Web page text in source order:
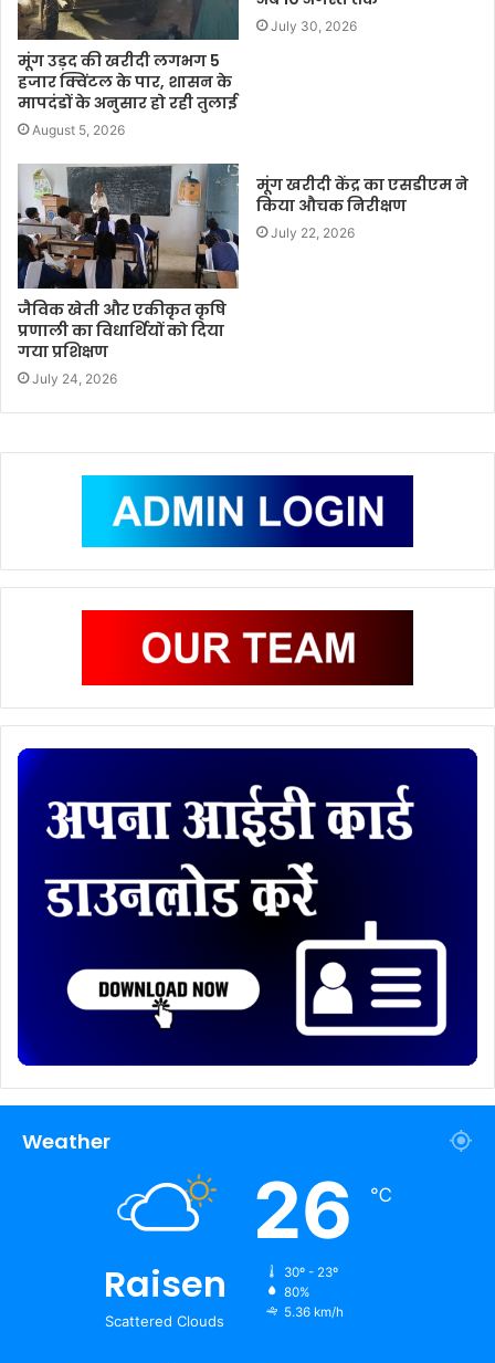
मूंग उड़द की खरीदी लगभग 5
हजार क्विंटल के पार, शासन के
मापदंडों के अनुसार हो रही तुलाई
August 5, 2026
July 30, 2026
जैविक खेती और एकीकृत कृषि
प्रणाली का विधार्थियों को दिया
गया प्रशिक्षण
July 24, 2026
मूंग खरीदी केंद्र का एसडीएम ने
किया औचक निरीक्षण
July 22, 2026
Weather
Raisen
Scattered Clouds
26 ℃
30º - 23º
80%
5.36 km/h